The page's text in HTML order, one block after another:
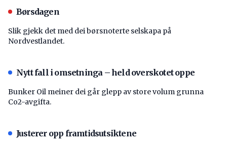
Børsdagen
Slik gjekk det med dei børsnoterte selskapa på
Nordvestlandet.
Nytt fall i omsetninga – held overskotet oppe
Bunker Oil meiner dei går glepp av store volum grunna
Co2-avgifta.
Justerer opp framtidsutsiktene